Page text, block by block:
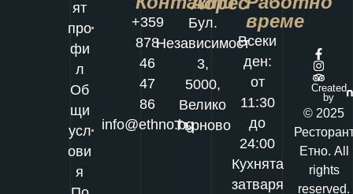
ят
про
фи
л
Об
щи
усл
ови
я
+359
878
46
47
86
info@ethno.bg
Бул.
Независимост
3,
5000,
Велико
Търново
време
Всеки
ден:
от
11:30
до
24:00
Кухнята
затваря
Created
by
© 2025
Етно. All
rights
reserved.